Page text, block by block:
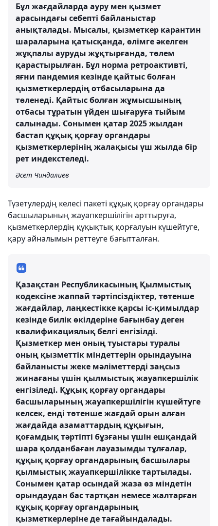
Бұл жағдайларда ауру мен қызмет
арасындағы себепті байланыстар
анықталады. Мысалы, қызметкер карантин
шараларына қатысқанда, өлімге әкелген
жұқпалы ауруды жұқтырғанда, төлем
қарастырылған. Бұл норма ретроактивті,
яғни пандемия кезінде қайтыс болған
қызметкерлердің отбасыларына да
төленеді. Қайтыс болған жұмысшының
отбасы тұратын үйден шығаруға тыйым
салынады. Сонымен қатар 2025 жылдан
бастап құқық қорғау органдары
қызметкерлерінің жалақысы үш жылда бір
рет индекстеледі.
Әсет Чиндалиев
Түзетулердің келесі пакеті құқық қорғау органдары
басшыларының жауапкершілігін арттыруға,
қызметкерлердің құқықтық қорғалуын күшейтуге,
қару айналымын реттеуге бағытталған.
Қазақстан Республикасының Қылмыстық
кодексіне жаппай тәртіпсіздіктер, төтенше
жағдайлар, лаңкестікке қарсы іс-қимылдар
кезінде билік өкілдеріне бағынбау деген
квалификациялық белгі енгізілді.
Қызметкер мен оның туыстары туралы
оның қызметтік міндеттерін орындауына
байланысты жеке мәліметтерді заңсыз
жинағаны үшін қылмыстық жауапкершілік
енгізіледі. Құқық қорғау органдары
басшыларының жауапкершілігін күшейтуге
келсек, енді төтенше жағдай орын алған
жағдайда азаматтардың құқығын,
қоғамдық тәртіпті бұзғаны үшін ешқандай
шара қолданбаған лауазымды тұлғалар,
құқық қорғау органдарының басшылары
қылмыстық жауапкершілікке тартылады.
Сонымен қатар осындай жаза өз міндетін
орындаудан бас тартқан немесе жалтарған
құқық қорғау органдарының
қызметкерлеріне де тағайындалады.